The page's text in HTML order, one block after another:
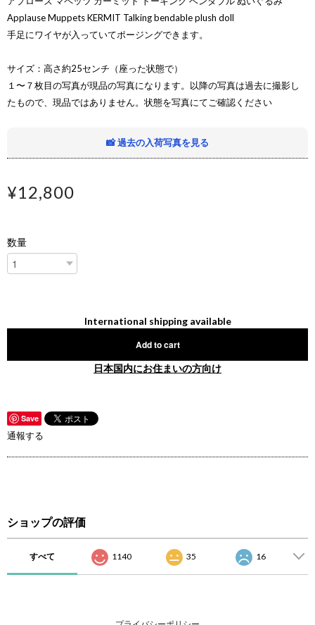
Applause Muppets KERMIT Talking bendable plush doll
手足にワイヤが入っていてポージングできます。
サイズ：高さ約25センチ（座った状態で）
１〜７枚目の写真が現品の写真になります。以降の写真は過去に撮影し
たもので、現品ではありません。状態を写真にてご確認ください
📸 過去の入荷写真を見る
¥12,800
数量
International shipping available
Add to cart
日本国内にお住まいの方向け
Save
通報する
ショップの評価
すべて 1140 35 16